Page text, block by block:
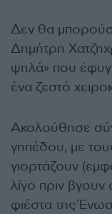
Δεν θα
Δημήτρη
ψηλά» που
ένα ζεστό
Ακολούθησε
γηπέδου, με
γιορτάζουν
λίγο πριν βγουν
φιέστα της